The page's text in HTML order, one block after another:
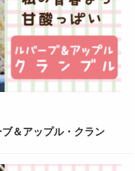
＆アップル・クラン